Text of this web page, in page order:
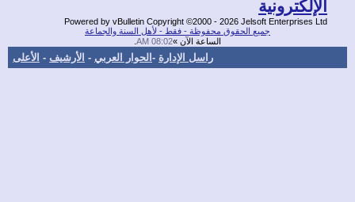
Powered by vBulletin Copyright ©2000 - 2026 Jelsoft
جميع الحقوق محفوظة - فقط - لأهل السنة والجماعة
الساعة الآن »08:02 AM
راسل الإدارة-الحوار العربي- الأرشيف - الأعلى